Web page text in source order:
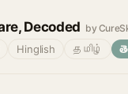
Decoded by
Hinglish தமிழ்